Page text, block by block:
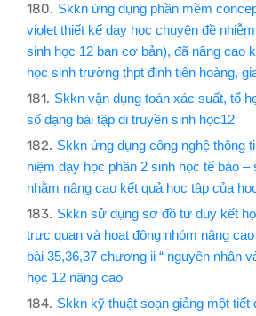
Skkn ứng dụng phần mềm
violet thiết kế dạy học chuyên đề
sinh học 12 ban cơ bản), đã nâng cao
học sinh trường thpt đinh tiên hoàng,
Skkn vận dụng toán xác suất, tổ
số dạng bài tập di truyền sinh học12
Skkn ứng dụng công nghệ thông
niệm dạy học phần 2 sinh học tế bào
nhằm nâng cao kết quả học tập của
Skkn sử dụng sơ đồ tư duy kết
trực quan và hoạt động nhóm nâng
bài 35,36,37 chương ii “ nguyên nhân
học 12 nâng cao
Skkn kỹ thuật soạn giảng một tiết